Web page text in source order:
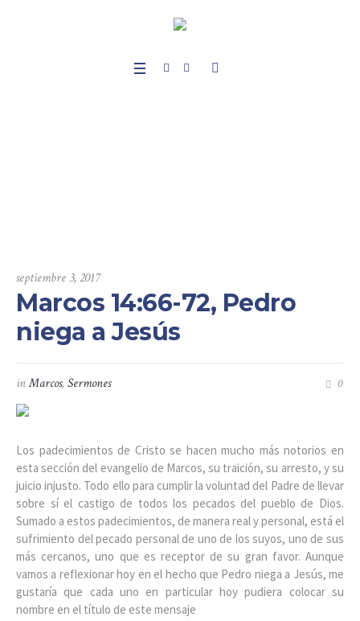
septiembre 3, 2017
Marcos 14:66-72, Pedro
niega a Jesús
inMarcos,Sermones 0
Los padecimientos de Cristo se hacen mucho más notorios en
esta sección del evangelio de Marcos, su traición, su arresto, y su
juicio injusto. Todo ello para cumplir la voluntad del Padre de llevar
sobre sí el castigo de todos los pecados del pueblo de Dios.
Sumado a estos padecimientos, de manera real y personal, está el
sufrimiento del pecado personal de uno de los suyos, uno de sus
más cercanos, uno que es receptor de su gran favor. Aunque
vamos a reflexionar hoy en el hecho que Pedro niega a Jesús, me
gustaría que cada uno en particular hoy pudiera colocar su
nombre en el título de este mensaje